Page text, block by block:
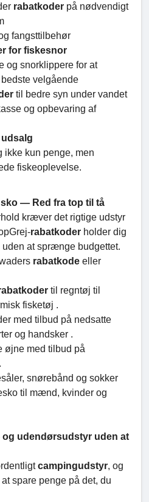
rabatkoder på nødvendigt
fangsttilbehør
for fiskesnor
og snorklippere for at
velgående
til bedre syn under vandet
og opbevaring af
ikke kun penge, men
fiskeoplevelse.
— Red fra top til tå
kræver det rigtige udstyr
rabatkoder holder dig
uden at sprænge budgettet.
rabatkode eller
til regntøj til
fisketøj .
med tilbud på nedsatte
og handsker .
øjne med tilbud på
snørebånd og sokker
til mænd, kvinder og
udendørsudstyr uden at
campingudstyr, og
spare penge på det, du